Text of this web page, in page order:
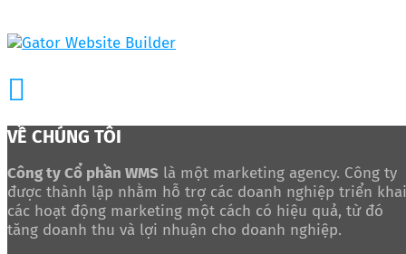
VỀ CHÚNG TÔI
Công ty Cổ phần WMS là một marketing agency. Công ty
được thành lập nhằm hỗ trợ các doanh nghiệp triển khai
các hoạt động marketing một cách có hiệu quả, từ đó
tăng doanh thu và lợi nhuận cho doanh nghiệp.